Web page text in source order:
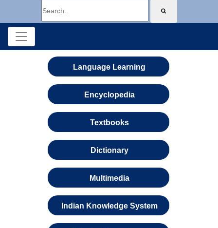
Language Learning
Encyclopedia
Textbooks
Dictionary
Multimedia
Indian Knowledge System